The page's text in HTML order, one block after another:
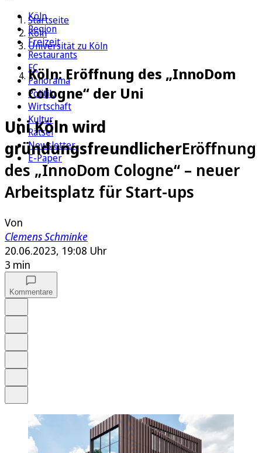
Köln
Region
Freizeit
Restaurants
FC
Panorama
Politik
Wirtschaft
Kultur
Rätsel
Newsletter
E-Paper
Startseite
Köln
Universität zu Köln
Köln: Eröffnung des „InnoDom
Cologne“ der Uni
Uni Köln wird
gründungsfreundlicherEröffnung
des „InnoDom Cologne“ – neuer
Arbeitsplatz für Start-ups
Von
Clemens Schminke
20.06.2023, 19:08 Uhr
3 min
Kommentare